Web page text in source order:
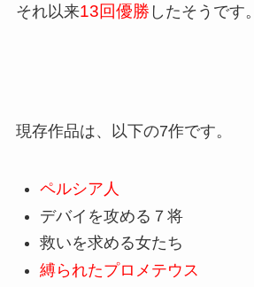
それ以来13回優勝 したそうです。
現存作品は、以下の7作です。
ペルシア人
デバイを攻める７将
救いを求める女たち
縛られたプロメテウス